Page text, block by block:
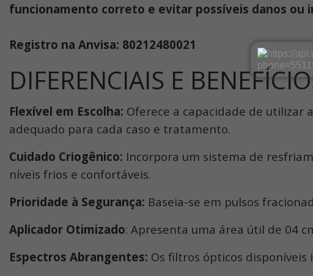
funcionamento correto e evitar possíveis danos ou
Registro na Anvisa: 80212480021
DIFERENCIAIS E
Flexível em Escolha: Oferece a capacidade de utilizar
adequado para cada caso e tratamento.
Cuidado Criogênico: Incorpora um sistema de
níveis frios e confortáveis.
Prioridade à Segurança: Baseia-se em pulsos
Aplicador Otimizado: Apresenta uma área útil de 04
Espectros Abrangentes: Os filtros ópticos disponíveis